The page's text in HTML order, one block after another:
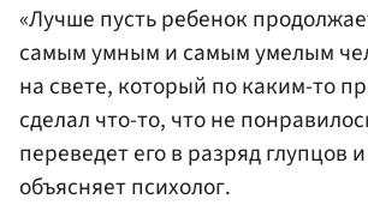
«Лучше пусть ребенок
самым умным и самым умелым
на свете, который по каким-то
сделал что-то, что не
переведет его в разряд глупцов
объясняет психолог.